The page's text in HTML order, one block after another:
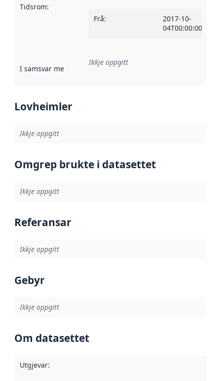
Tidsrom:
Frå:
2017-10-
04T00:00:00Z
I samsvar med Referanse til ei implementeringsregel eller
Ikkje oppgitt
Lovheimler
Ikkje oppgitt
Omgrep brukte i datasettet
Ikkje oppgitt
Referansar
Ikkje oppgitt
Gebyr
Ikkje oppgitt
Om datasettet
Utgjevar: